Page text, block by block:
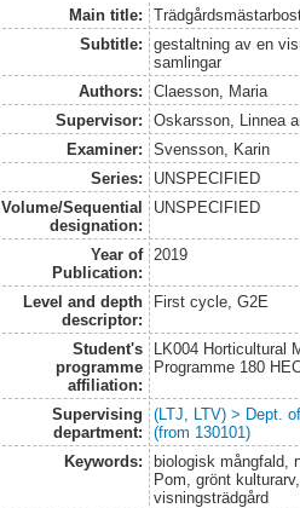
Main title:
Subtitle:
gestaltning av en
samlingar
Authors:
Claesson, Maria
Supervisor:
Oskarsson, Linnea
Examiner:
Svensson, Karin
Series:
UNSPECIFIED
Volume/Sequential
designation:
UNSPECIFIED
Year of
Publication:
2019
Level and depth
descriptor:
First cycle, G2E
Student's
programme
affiliation:
LK004 Horticultural
Programme 180
Supervising
department:
(LTJ, LTV) > Dept.
(from 130101)
Keywords:
biologisk mångfald,
Pom, grönt
visningsträdgård